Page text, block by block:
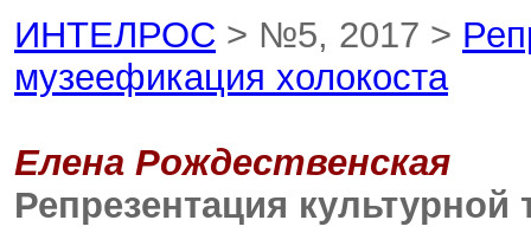
ИНТЕЛРОС > №5, 2017 >
музеефикация холокоста
Елена Рождественская
Репрезентация